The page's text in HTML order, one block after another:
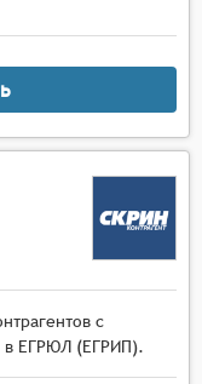
с
в ЕГРЮЛ (ЕГРИП).